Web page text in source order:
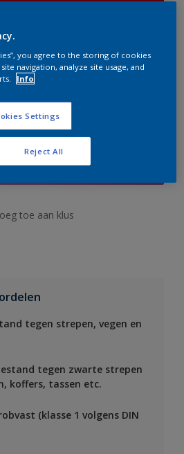
aan te vullen.
een winkel
toe aan klus
tegen strepen, vegen en
tegen zwarte strepen
koffers, tassen etc.
(klasse 1 volgens DIN
you agree to the storing of cookies
navigation, analyze site usage, and
Info
Settings
Reject All